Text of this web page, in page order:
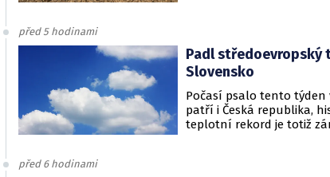
před 5 hodinami
Padl středoevropský
Slovensko
Počasí psalo tento týden
patří i Česká republika,
teplotní rekord je totiž
před 6 hodinami